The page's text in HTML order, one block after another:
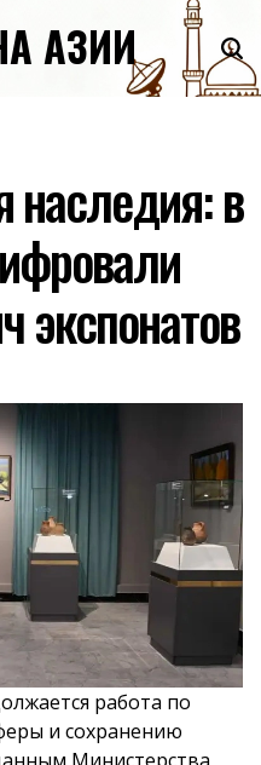
АЗИИ
наследия: в
экспонатов
работа по
и сохранению